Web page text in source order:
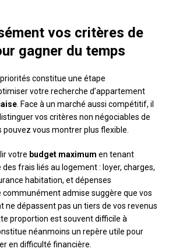
vos critères de
gagner du temps
constitue une étape
votre recherche d’appartement
. Face à un marché aussi compétitif, il
vos critères non négociables de
pouvez vous montrer plus flexible.
votre budget maximum en tenant
frais liés au logement : loyer, charges,
habitation, et dépenses
communément admise suggère que vos
ne dépassent pas un tiers de vos revenus
proportion est souvent difficile à
néanmoins un repère utile pour
en difficulté financière.